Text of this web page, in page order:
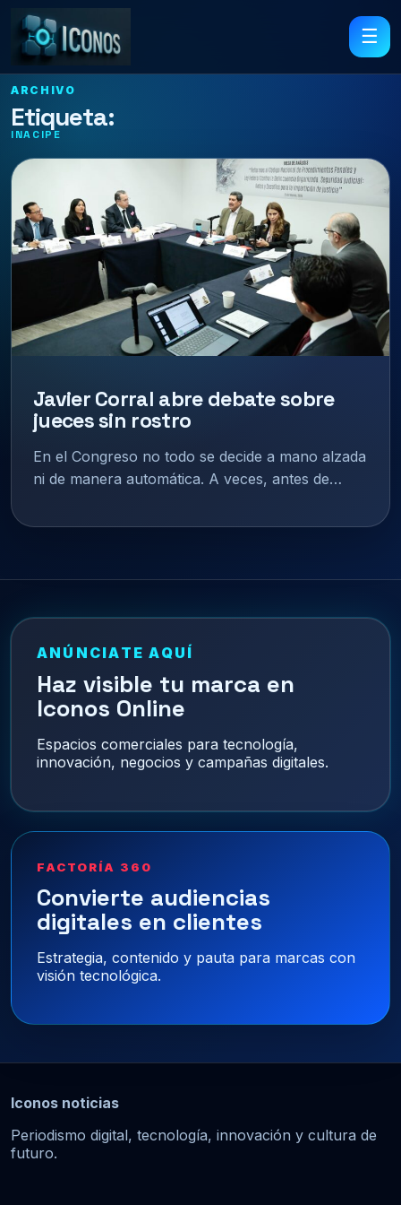
☰
ARCHIVO
Etiqueta:
INACIPE
Javier Corral abre debate sobre
jueces sin rostro
En el Congreso no todo se decide a mano alzada
ni de manera automática. A veces, antes de…
ANÚNCIATE AQUÍ
Haz visible tu marca en
Iconos Online
Espacios comerciales para tecnología,
innovación, negocios y campañas digitales.
FACTORÍA 360
Convierte audiencias
digitales en clientes
Estrategia, contenido y pauta para marcas con
visión tecnológica.
Iconos noticias
Periodismo digital, tecnología, innovación y cultura de
futuro.